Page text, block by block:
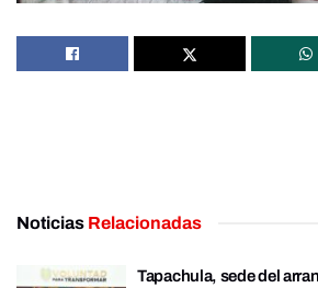
Noticias Relacionadas
Tapachula, sede del